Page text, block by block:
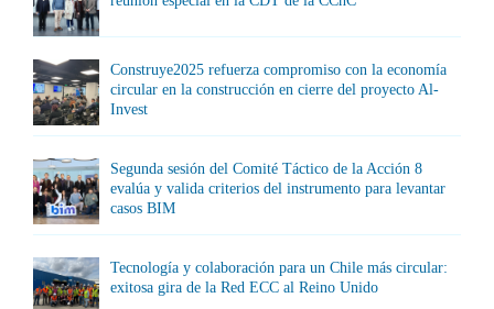
Construye2025 refuerza compromiso con la economía
circular en la construcción en cierre del proyecto Al-
Invest
Segunda sesión del Comité Táctico de la Acción 8
evalúa y valida criterios del instrumento para levantar
casos BIM
Tecnología y colaboración para un Chile más circular:
exitosa gira de la Red ECC al Reino Unido